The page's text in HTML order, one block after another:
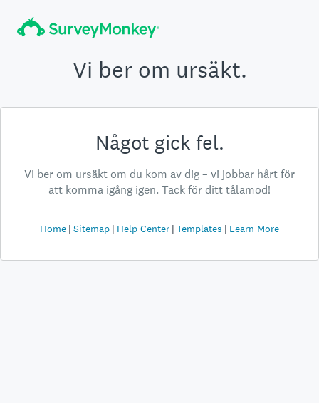
Vi ber om ursäkt.
Något gick fel.
Vi ber om ursäkt om du kom av dig – vi jobbar hårt för
att komma igång igen. Tack för ditt tålamod!
Home Sitemap Help Center Templates Learn More